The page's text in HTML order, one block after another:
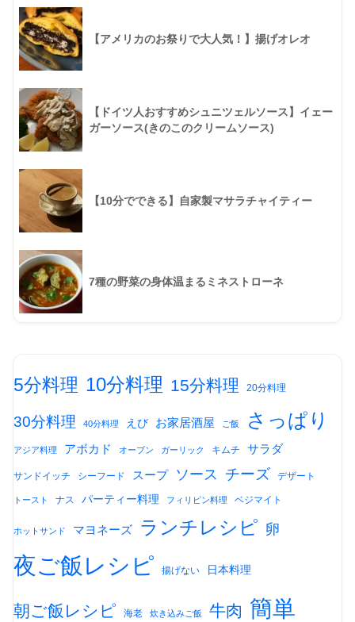
【アメリカのお祭りで大人気！】揚げオレオ
【ドイツ人おすすめシュニツェルソース】イェー
ガーソース(きのこのクリームソース)
【10分でできる】自家製マサラチャイティー
7種の野菜の身体温まるミネストローネ
5分料理 10分料理 15分料理 20分料理
30分料理 40分料理 えび お家居酒屋 ご飯 さっぱり
アジア料理 アボカド オーブン ガーリック キムチ サラダ
サンドイッチ シーフード スープ ソース チーズ デザート
トースト ナス パーティー料理 フィリピン料理 ベジマイト
ホットサンド マヨネーズ ランチレシピ 卵
夜ご飯レシピ 揚げない 日本料理
朝ご飯レシピ 海老 炊き込みご飯 牛肉 簡単